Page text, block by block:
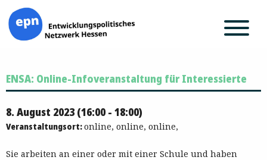
Inhalt
springen
ENSA: Online-Infoveranstaltung für Interessierte
8. August 2023 (16:00 - 18:00)
Veranstaltungsort:online, online, online,
Sie arbeiten an einer oder mit einer Schule und haben